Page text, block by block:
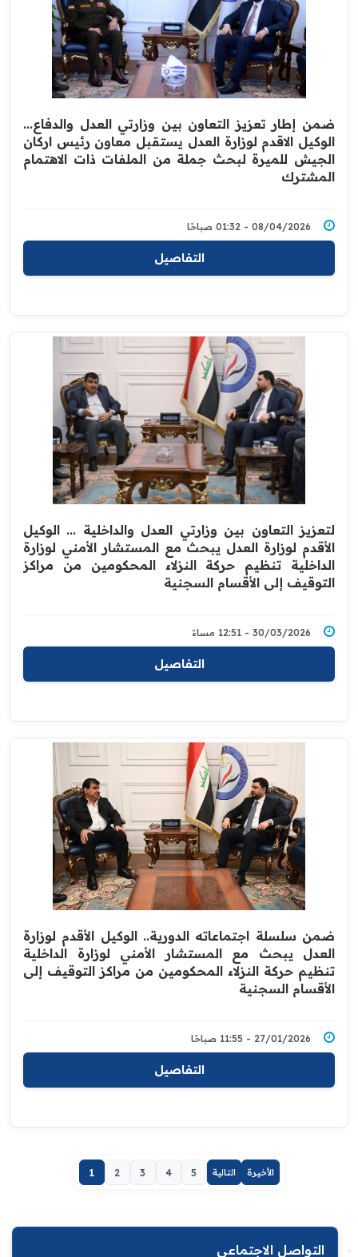
ضمن إطار تعزيز التعاون بين وزارتي العدل والدفاع...
الوكيل الاقدم لوزارة العدل يستقبل معاون رئيس اركان
الجيش للميرة لبحث جملة من الملفات ذات الاهتمام
المشترك
08/04/2026 - 01:32 صباحًا
التفاصيل
لتعزيز التعاون بين وزارتي العدل والداخلية ... الوكيل
الأقدم لوزارة العدل يبحث مع المستشار الأمني لوزارة
الداخلية تنظيم حركة النزلاء المحكومين من مراكز
التوقيف إلى الأقسام السجنية
30/03/2026 - 12:51 مساءً
التفاصيل
ضمن سلسلة اجتماعاته الدورية.. الوكيل الأقدم لوزارة
العدل يبحث مع المستشار الأمني لوزارة الداخلية
تنظيم حركة النزلاء المحكومين من مراكز التوقيف إلى
الأقسام السجنية
27/01/2026 - 11:55 صباحًا
التفاصيل
1 2 3 4 5 التالية الأخيرة
التواصل الاجتماعي